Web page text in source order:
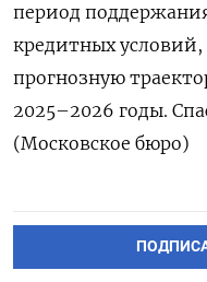
период
кредитных
прогнозную
2025–2026 годы.
(Московское бюро)